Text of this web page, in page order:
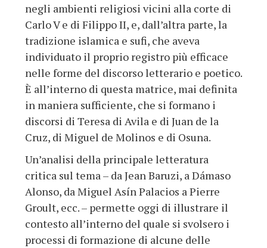
negli ambienti religiosi vicini alla corte di
Carlo V e di Filippo II, e, dall’altra parte, la
tradizione islamica e sufi, che aveva
individuato il proprio registro più efficace
nelle forme del discorso letterario e poetico.
È all’interno di questa matrice, mai definita
in maniera sufficiente, che si formano i
discorsi di Teresa di Avila e di Juan de la
Cruz, di Miguel de Molinos e di Osuna.
Un’analisi della principale letteratura
critica sul tema – da Jean Baruzi, a Dámaso
Alonso, da Miguel Asín Palacios a Pierre
Groult, ecc. – permette oggi di illustrare il
contesto all’interno del quale si svolsero i
processi di formazione di alcune delle